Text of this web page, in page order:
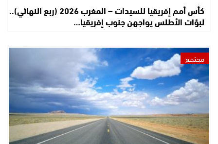
كأس أمم إفريقيا للسيدات – المغرب 2026 (ربع النهائي)..
لبؤات الأطلس يواجهن جنوب إفريقيا…
مجتمع